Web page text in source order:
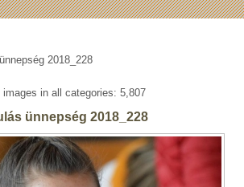
2018_228
images in all categories: 5,807
ünnepség 2018_228